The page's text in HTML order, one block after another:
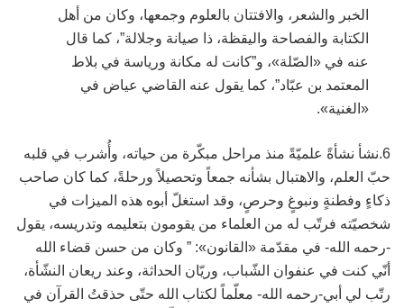
الخبر والشعر، والافتتان بالعلوم وجمعها، وكان من أهل
الكتابة والفصاحة واليقظة، ذا صيانة وجلالة”، كما قال
عنه في «الصّلة»، و”كانت له مكانة ورياسة في بلاط
المعتمد بن عبّاد”، كما يقول عنه القاضي عياض في
«الغنية».
6.نشأ نشأةً علميّةً منذ مراحل مبكّرة من حياته، وأُشرب في قلبه
حبّ العلم، والاهتبال بشأنه جمعاً وتحصيلاً ورحلةً، كما كان صاحب
ذكاءٍ وفطنةٍ ونبوغٍ وحرصٍ، وقد استغلّ أبوه هذه الميزات في
شخصيّته فرتّب له من العلماء من يقومون بتعليمه وتدريسه، يقول
-رحمه الله- في مقدّمة «القانون»: ” وكان من حسن قضاء الله
أنّي كنت في عنفوان الشّباب، وريّان الحداثة، وعند ريعان النشّأة،
رتّب لي أبي-رحمه الله- معلّماً لكتاب الله حتّى حذقتُ القرآن في